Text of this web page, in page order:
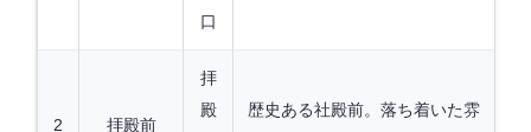
口
2 拝殿前
拝
殿
歴史ある社殿前。落ち着いた雰